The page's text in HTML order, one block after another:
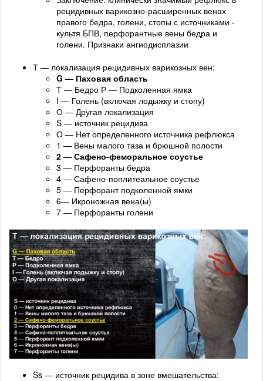
рецидивных варикозно-расширенных венах
правого бедра, голени, стопы с источниками -
культя БПВ, перфорантные вены бедра и
голени. Признаки ангиодисплазии
Т — локализация рецидивных варикозных вен:
G — Паховая область
Т — Бедро Р — Подколенная ямка
I — Голень (включая лодыжку и стопу)
О — Другая локализация
S — источник рецидива
О — Нет определенного источника рефлюкса
1 — Вены малого таза и брюшной полости
2 — Сафено-феморальное соустье
3 — Перфоранты бедра
4 — Сафено-поплитеальное соустье
5 — Перфорант подколенной ямки
6— Икроножная вена(ы)
7 — Перфоранты голени
Ss — источник рецидива в зоне вмешательства: